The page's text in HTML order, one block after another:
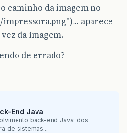
caminho da imagem no
impressora.png")… aparece
da imagem.
de errado?
End Java
back-end Java: dos
de sistemas...